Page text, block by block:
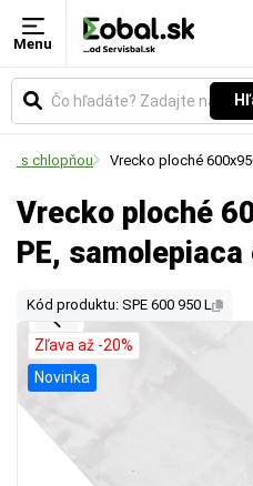
Menu
s chlopňou Vrecko ploché
Vrecko ploché
PE, samolepiaca
Kód produktu: SPE 600 950 L
Zľava až -20%
Novinka